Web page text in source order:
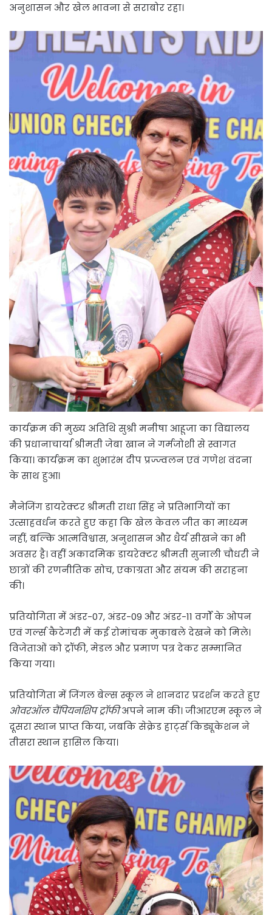
अनुशासन और खेल भावना से सराबोर रहा।
कार्यक्रम की मुख्य अतिथि सुश्री मनीषा आहूजा का विद्यालय
की प्रधानाचार्या श्रीमती जेबा खान ने गर्मजोशी से स्वागत
किया। कार्यक्रम का शुभारंभ दीप प्रज्ज्वलन एवं गणेश वंदना
के साथ हुआ।
मैनेजिंग डायरेक्टर श्रीमती राधा सिंह ने प्रतिभागियों का
उत्साहवर्धन करते हुए कहा कि खेल केवल जीत का माध्यम
नहीं, बल्कि आत्मविश्वास, अनुशासन और धैर्य सीखने का भी
अवसर है। वहीं अकादमिक डायरेक्टर श्रीमती सुनाली चौधरी ने
छात्रों की रणनीतिक सोच, एकाग्रता और संयम की सराहना
की।
प्रतियोगिता में अंडर-07, अंडर-09 और अंडर-11 वर्गों के ओपन
एवं गर्ल्स कैटेगरी में कई रोमांचक मुकाबले देखने को मिले।
विजेताओं को ट्रॉफी, मेडल और प्रमाण पत्र देकर सम्मानित
किया गया।
प्रतियोगिता में जिंगल बेल्स स्कूल ने शानदार प्रदर्शन करते हुए
ओवरऑल चैंपियनशिप ट्रॉफीअपने नाम की। जीआरएम स्कूल ने
दूसरा स्थान प्राप्त किया, जबकि सेक्रेड हार्ट्स किड्यूकेशन ने
तीसरा स्थान हासिल किया।